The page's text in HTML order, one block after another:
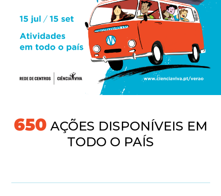
691AÇÕES DISPONÍVEIS EM
TODO O PAÍS